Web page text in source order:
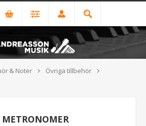
& Noter
Övriga tillbehör
METRONOMER